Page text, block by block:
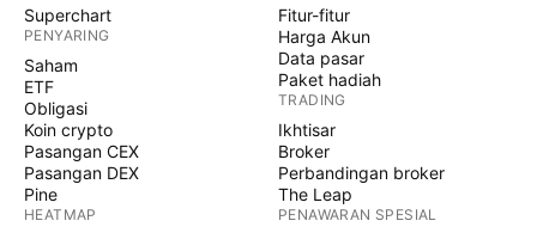
Superchart
PENYARING
Saham
ETF
Obligasi
Koin crypto
Pasangan CEX
Pasangan DEX
Pine
HEATMAP
Fitur-fitur
Harga Akun
Data pasar
Paket hadiah
TRADING
Ikhtisar
Broker
Perbandingan broker
The Leap
PENAWARAN SPESIAL